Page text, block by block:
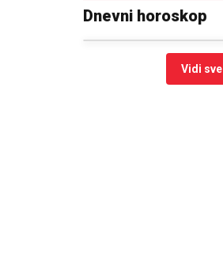
Dnevni horoskop
Vidi sve